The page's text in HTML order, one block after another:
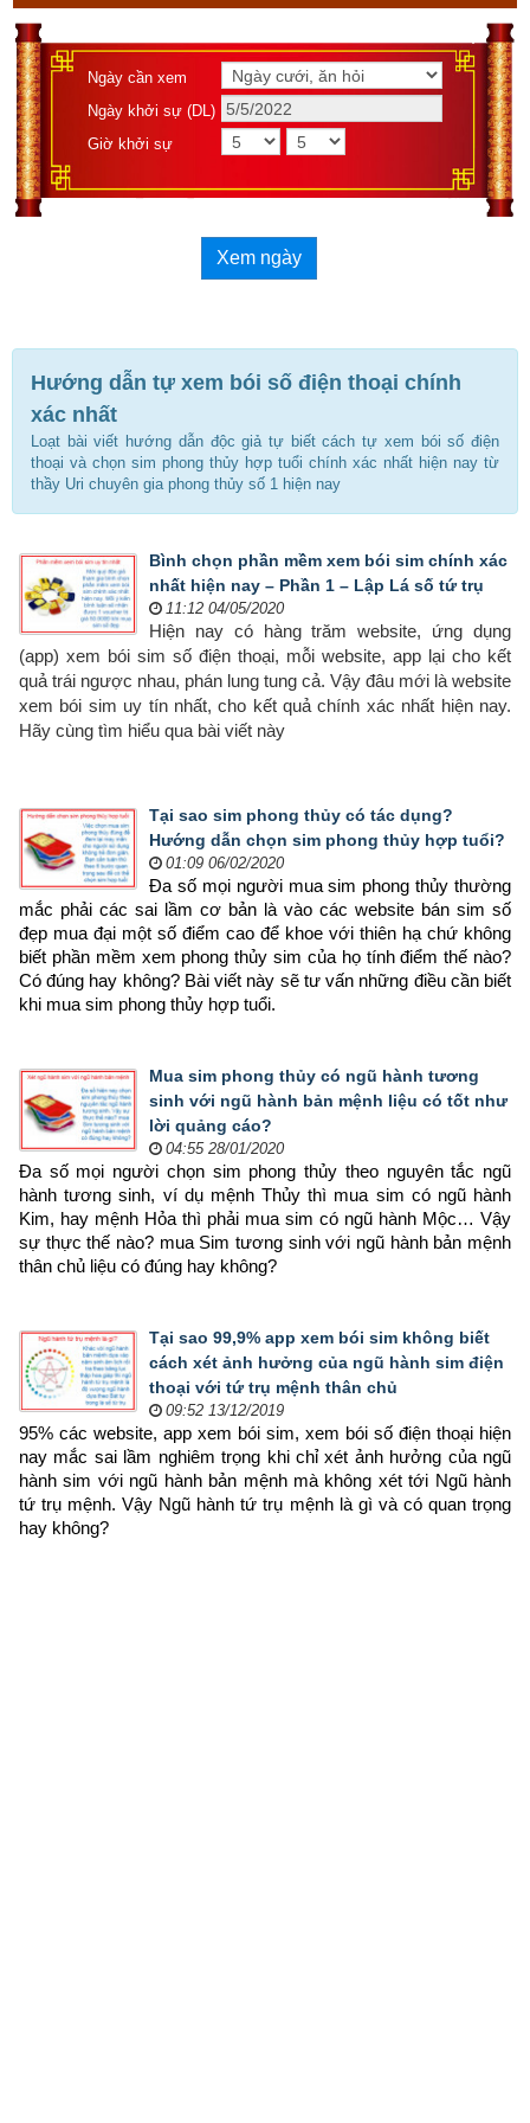
Ngày cần xem
Ngày khởi sự (DL)
Giờ khởi sự
Xem ngày
Hướng dẫn tự xem bói số điện thoại chính
xác nhất
Loạt bài viết hướng dẫn độc giả tự biết cách tự xem bói số điện
thoại và chọn sim phong thủy hợp tuổi chính xác nhất hiện nay từ
thầy Uri chuyên gia phong thủy số 1 hiện nay
Bình chọn phần mềm xem bói sim chính xác
nhất hiện nay – Phần 1 – Lập Lá số tứ trụ
11:12 04/05/2020
Hiện nay có hàng trăm website, ứng dụng
(app) xem bói sim số điện thoại, mỗi website, app lại cho kết
quả trái ngược nhau, phán lung tung cả. Vậy đâu mới là website
xem bói sim uy tín nhất, cho kết quả chính xác nhất hiện nay.
Hãy cùng tìm hiểu qua bài viết này
Tại sao sim phong thủy có tác dụng?
Hướng dẫn chọn sim phong thủy hợp tuổi?
01:09 06/02/2020
Đa số mọi người mua sim phong thủy thường
mắc phải các sai lầm cơ bản là vào các website bán sim số
đẹp mua đại một số điểm cao để khoe với thiên hạ chứ không
biết phần mềm xem phong thủy sim của họ tính điểm thế nào?
Có đúng hay không? Bài viết này sẽ tư vấn những điều cần biết
khi mua sim phong thủy hợp tuổi.
Mua sim phong thủy có ngũ hành tương
sinh với ngũ hành bản mệnh liệu có tốt như
lời quảng cáo?
04:55 28/01/2020
Đa số mọi người chọn sim phong thủy theo nguyên tắc ngũ
hành tương sinh, ví dụ mệnh Thủy thì mua sim có ngũ hành
Kim, hay mệnh Hỏa thì phải mua sim có ngũ hành Mộc… Vậy
sự thực thế nào? mua Sim tương sinh với ngũ hành bản mệnh
thân chủ liệu có đúng hay không?
Tại sao 99,9% app xem bói sim không biết
cách xét ảnh hưởng của ngũ hành sim điện
thoại với tứ trụ mệnh thân chủ
09:52 13/12/2019
95% các website, app xem bói sim, xem bói số điện thoại hiện
nay mắc sai lầm nghiêm trọng khi chỉ xét ảnh hưởng của ngũ
hành sim với ngũ hành bản mệnh mà không xét tới Ngũ hành
tứ trụ mệnh. Vậy Ngũ hành tứ trụ mệnh là gì và có quan trọng
hay không?